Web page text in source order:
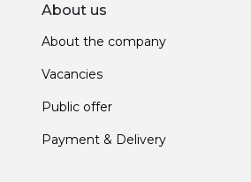
About us
About the company
Vacancies
Public offer
Payment & Delivery